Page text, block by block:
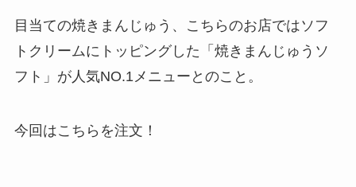
目当ての焼きまんじゅう、こちらのお店ではソフ
トクリームにトッピングした「焼きまんじゅうソ
フト」が人気NO.1メニューとのこと。
今回はこちらを注文！